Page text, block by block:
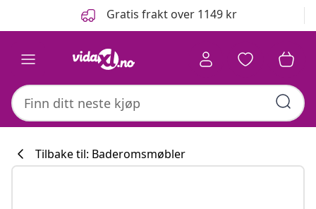
Gratis frakt over 1149 kr
Tilbake til: Baderomsmøbler